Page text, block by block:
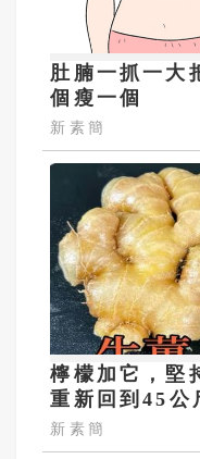
肚腩一抓一大
個瘦一個
新素簡
檸檬加它，堅
重新回到45公
新素簡